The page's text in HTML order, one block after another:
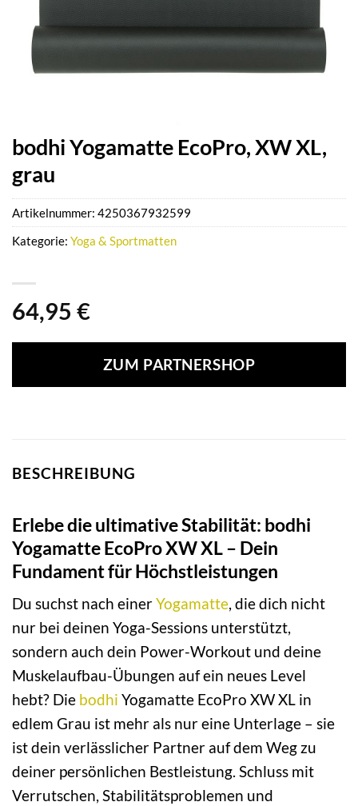
bodhi Yogamatte EcoPro, XW XL,
grau
64,95 €
ZUM PARTNERSHOP
Artikelnummer: 4250367932599
Kategorie: Yoga & Sportmatten
BESCHREIBUNG
Erlebe die ultimative Stabilität: bodhi
Yogamatte EcoPro XW XL – Dein
Fundament für Höchstleistungen
Du suchst nach einerYogamatte, die dich nicht
nur bei deinen Yoga-Sessions unterstützt,
sondern auch dein Power-Workout und deine
Muskelaufbau-Übungen auf ein neues Level
hebt? Die bodhi Yogamatte EcoPro XW XL in
edlem Grau ist mehr als nur eine Unterlage – sie
ist dein verlässlicher Partner auf dem Weg zu
deiner persönlichen Bestleistung. Schluss mit
Verrutschen, Stabilitätsproblemen und